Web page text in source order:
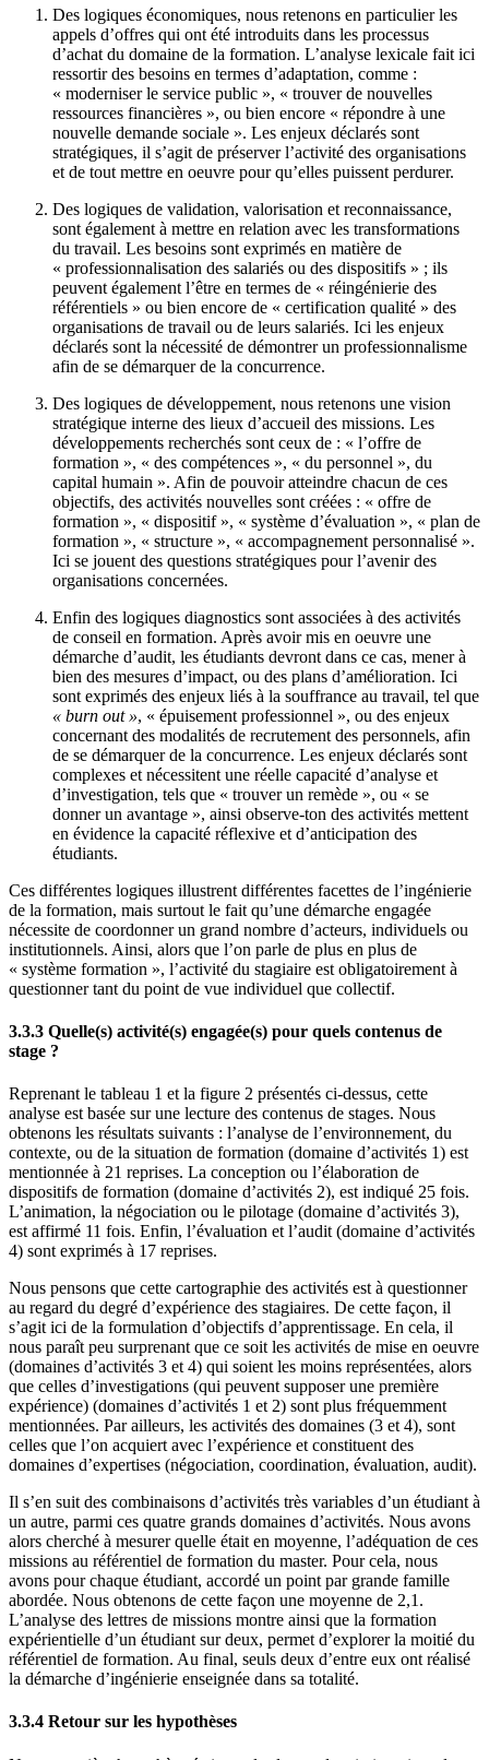
Des logiques économiques, nous retenons en particulier les
appels d’offres qui ont été introduits dans les processus
d’achat du domaine de la formation. L’analyse lexicale fait ici
ressortir des besoins en termes d’adaptation, comme :
« moderniser le service public », « trouver de nouvelles
ressources financières », ou bien encore « répondre à une
nouvelle demande sociale ». Les enjeux déclarés sont
stratégiques, il s’agit de préserver l’activité des organisations
et de tout mettre en oeuvre pour qu’elles puissent perdurer.
Des logiques de validation, valorisation et reconnaissance,
sont également à mettre en relation avec les transformations
du travail. Les besoins sont exprimés en matière de
« professionnalisation des salariés ou des dispositifs » ; ils
peuvent également l’être en termes de « réingénierie des
référentiels » ou bien encore de « certification qualité » des
organisations de travail ou de leurs salariés. Ici les enjeux
déclarés sont la nécessité de démontrer un professionnalisme
afin de se démarquer de la concurrence.
Des logiques de développement, nous retenons une vision
stratégique interne des lieux d’accueil des missions. Les
développements recherchés sont ceux de : « l’offre de
formation », « des compétences », « du personnel », du
capital humain ». Afin de pouvoir atteindre chacun de ces
objectifs, des activités nouvelles sont créées : « offre de
formation », « dispositif », « système d’évaluation », « plan de
formation », « structure », « accompagnement personnalisé ».
Ici se jouent des questions stratégiques pour l’avenir des
organisations concernées.
Enfin des logiques diagnostics sont associées à des activités
de conseil en formation. Après avoir mis en oeuvre une
démarche d’audit, les étudiants devront dans ce cas, mener à
bien des mesures d’impact, ou des plans d’amélioration. Ici
sont exprimés des enjeux liés à la souffrance au travail, tel que
« burn out », « épuisement professionnel », ou des enjeux
concernant des modalités de recrutement des personnels, afin
de se démarquer de la concurrence. Les enjeux déclarés sont
complexes et nécessitent une réelle capacité d’analyse et
d’investigation, tels que « trouver un remède », ou « se
donner un avantage », ainsi observe-ton des activités mettent
en évidence la capacité réflexive et d’anticipation des
étudiants.
Ces différentes logiques illustrent différentes facettes de l’ingénierie
de la formation, mais surtout le fait qu’une démarche engagée
nécessite de coordonner un grand nombre d’acteurs, individuels ou
institutionnels. Ainsi, alors que l’on parle de plus en plus de
« système formation », l’activité du stagiaire est obligatoirement à
questionner tant du point de vue individuel que collectif.
3.3.3 Quelle(s) activité(s) engagée(s) pour quels contenus de
stage ?
Reprenant le tableau 1 et la figure 2 présentés ci-dessus, cette
analyse est basée sur une lecture des contenus de stages. Nous
obtenons les résultats suivants : l’analyse de l’environnement, du
contexte, ou de la situation de formation (domaine d’activités 1) est
mentionnée à 21 reprises. La conception ou l’élaboration de
dispositifs de formation (domaine d’activités 2), est indiqué 25 fois.
L’animation, la négociation ou le pilotage (domaine d’activités 3),
est affirmé 11 fois. Enfin, l’évaluation et l’audit (domaine d’activités
4) sont exprimés à 17 reprises.
Nous pensons que cette cartographie des activités est à questionner
au regard du degré d’expérience des stagiaires. De cette façon, il
s’agit ici de la formulation d’objectifs d’apprentissage. En cela, il
nous paraît peu surprenant que ce soit les activités de mise en oeuvre
(domaines d’activités 3 et 4) qui soient les moins représentées, alors
que celles d’investigations (qui peuvent supposer une première
expérience) (domaines d’activités 1 et 2) sont plus fréquemment
mentionnées. Par ailleurs, les activités des domaines (3 et 4), sont
celles que l’on acquiert avec l’expérience et constituent des
domaines d’expertises (négociation, coordination, évaluation, audit).
Il s’en suit des combinaisons d’activités très variables d’un étudiant à
un autre, parmi ces quatre grands domaines d’activités. Nous avons
alors cherché à mesurer quelle était en moyenne, l’adéquation de ces
missions au référentiel de formation du master. Pour cela, nous
avons pour chaque étudiant, accordé un point par grande famille
abordée. Nous obtenons de cette façon une moyenne de 2,1.
L’analyse des lettres de missions montre ainsi que la formation
expérientielle d’un étudiant sur deux, permet d’explorer la moitié du
référentiel de formation. Au final, seuls deux d’entre eux ont réalisé
la démarche d’ingénierie enseignée dans sa totalité.
3.3.4 Retour sur les hypothèses